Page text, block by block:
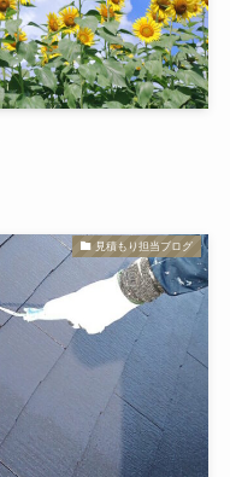
見積もり担当ブログ